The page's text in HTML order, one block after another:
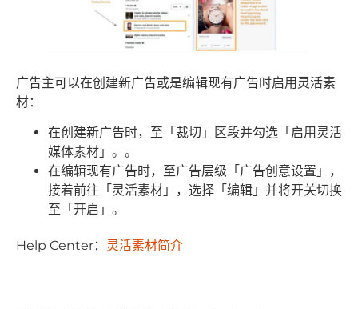
广告主可以在创建新广告或是编辑现有广告时启用灵活素
材：
在创建新广告时，至「裁切」区段并勾选「启用灵活
媒体素材」。。
在编辑现有广告时，至广告层级「广告创意设置」，
接着前往「灵活素材」，选择「编辑」并将开关切换
至「开启」。
Help Center： 灵活素材简介